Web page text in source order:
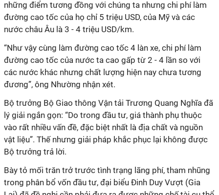
những điểm tương đồng với chúng ta nhưng chi phí làm
đường cao tốc của họ chỉ 5 triệu USD, của Mỹ và các
nước châu Âu là 3 - 4 triệu USD/km.
“Như vậy cùng làm đường cao tốc 4 làn xe, chi phí làm
đường cao tốc của nước ta cao gấp từ 2 - 4 lần so với
các nước khác nhưng chất lượng hiện nay chưa tương
đương”, ông Nhường nhận xét.
Bộ trưởng Bộ Giao thông Vận tải Trương Quang Nghĩa đã
lý giải ngắn gọn: “Do trong đầu tư, giá thành phụ thuộc
vào rất nhiều vấn đề, đặc biệt nhất là địa chất và nguồn
vật liệu”. Thế nhưng giải pháp khắc phục lại không được
Bộ trưởng trả lời.
Bày tỏ mối trăn trở trước tình trạng lãng phí, tham nhũng
trong phân bổ vốn đầu tư, đại biểu Đinh Duy Vượt (Gia